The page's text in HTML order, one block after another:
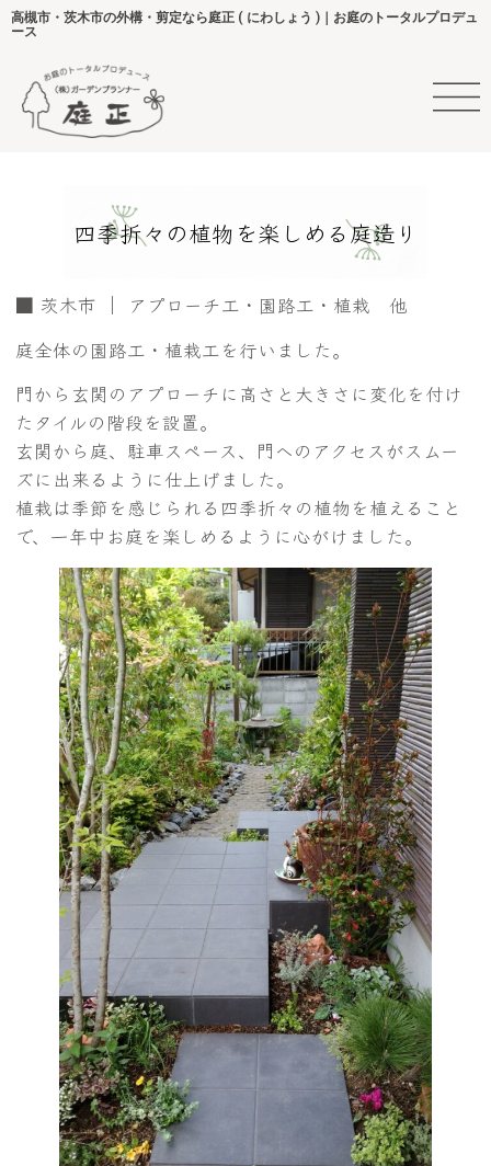
高槻市・茨木市の外構・剪定なら庭正 ( にわしょう )｜お庭のトータルプロデュ
ース
四季折々の植物を楽しめる庭造り
■ 茨木市 ｜ アプローチ工・園路工・植栽 他
庭全体の園路工・植栽工を行いました。
門から玄関のアプローチに高さと大きさに変化を付け
たタイルの階段を設置。
玄関から庭、駐車スペース、門へのアクセスがスムー
ズに出来るように仕上げました。
植栽は季節を感じられる四季折々の植物を植えること
で、一年中お庭を楽しめるように心がけました。